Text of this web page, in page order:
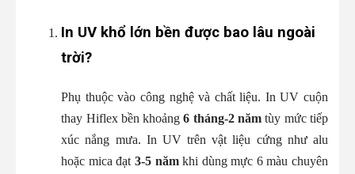
In UV khổ lớn bền được bao lâu ngoài
trời?
Phụ thuộc vào công nghệ và chất liệu. In UV cuộn
thay Hiflex bền khoảng6 tháng-2 năm tùy mức tiếp
xúc nắng mưa. In UV trên vật liệu cứng như alu
hoặc mica đạt 3-5 nămkhi dùng mực 6 màu chuyên